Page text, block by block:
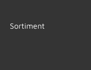
Sortiment